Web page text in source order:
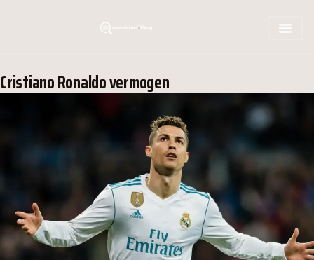
Cristiano Ronaldo vermogen